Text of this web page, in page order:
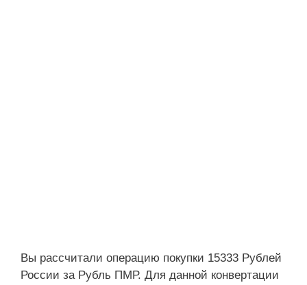
Вы рассчитали операцию покупки 15333 Рублей
России за Рубль ПМР. Для данной конвертации